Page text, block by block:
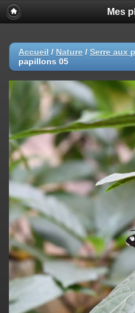
Mes
Accueil / Nature / Serre aux
papillons 05